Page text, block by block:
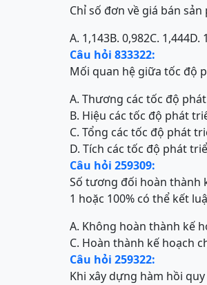
Chỉ số đơn về giá bán sản
A. 1,143B. 0,982C. 1,444D.
Câu hỏi 833322:
Mối quan hệ giữa tốc độ
A. Thương các tốc độ
B. Hiệu các tốc độ phát
C. Tổng các tốc độ phát
D. Tích các tốc độ phát
Câu hỏi 259309:
Số tương đối hoàn thành
1 hoặc 100% có thể kết
A. Không hoàn thành kế
C. Hoàn thành kế hoạch
Câu hỏi 259322:
Khi xây dựng hàm hồi